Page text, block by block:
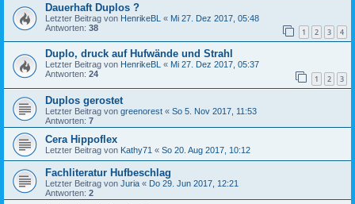
Dauerhaft Duplos ?
Letzter Beitrag von HenrikeBL « Mi 27. Dez 2017, 05:48
Antworten: 38 1 2 3 4
Duplo, druck auf Hufwände und Strahl
Letzter Beitrag von HenrikeBL « Mi 27. Dez 2017, 05:37
Antworten: 24 1 2 3
Duplos gerostet
Letzter Beitrag von greenorest « So 5. Nov 2017, 11:53
Antworten: 7
Cera Hippoflex
Letzter Beitrag von Kathy71 « So 20. Aug 2017, 10:12
Fachliteratur Hufbeschlag
Letzter Beitrag von Juria « Do 29. Jun 2017, 12:21
Antworten: 2